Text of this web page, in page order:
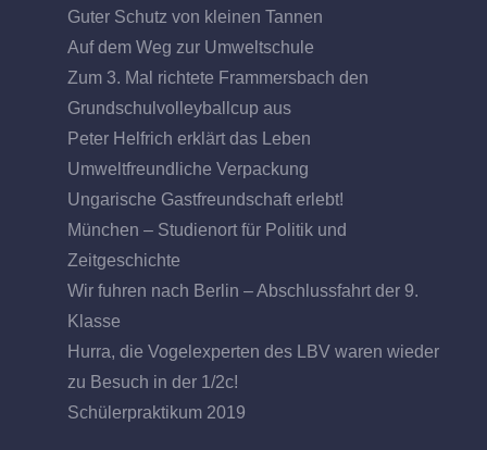
Guter Schutz von kleinen Tannen
Auf dem Weg zur Umweltschule
Zum 3. Mal richtete Frammersbach den
Grundschulvolleyballcup aus
Peter Helfrich erklärt das Leben
Umweltfreundliche Verpackung
Ungarische Gastfreundschaft erlebt!
München – Studienort für Politik und
Zeitgeschichte
Wir fuhren nach Berlin – Abschlussfahrt der 9.
Klasse
Hurra, die Vogelexperten des LBV waren wieder
zu Besuch in der 1/2c!
Schülerpraktikum 2019